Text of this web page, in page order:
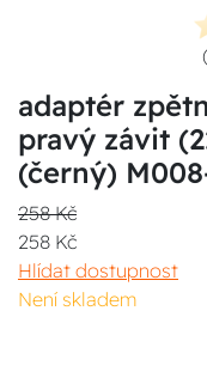
(
adaptér
pravý závit
(černý)
258 Kč
258 Kč
Hlídat dostupnost
Není skladem